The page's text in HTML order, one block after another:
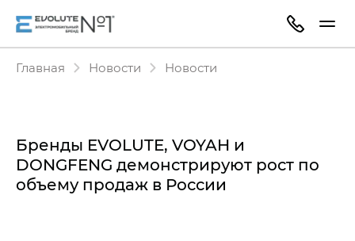
Главная Новости Новости
Бренды EVOLUTE, VOYAH и
DONGFENG демонстрируют рост по
объему продаж в России